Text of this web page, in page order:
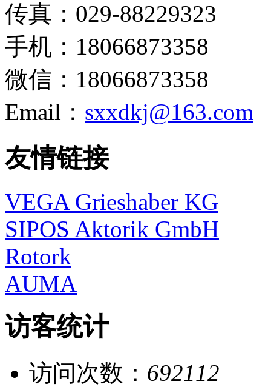
传真：029-88229323
手机：18066873358
微信：18066873358
Email： sxxdkj@163.com
友情链接
VEGA Grieshaber KG
SIPOS Aktorik GmbH
Rotork
AUMA
访客统计
访问次数： 692112